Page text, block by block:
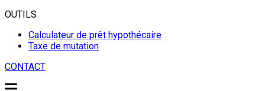
OUTILS
Calculateur de prêt hypothécaire
Taxe de mutation
CONTACT